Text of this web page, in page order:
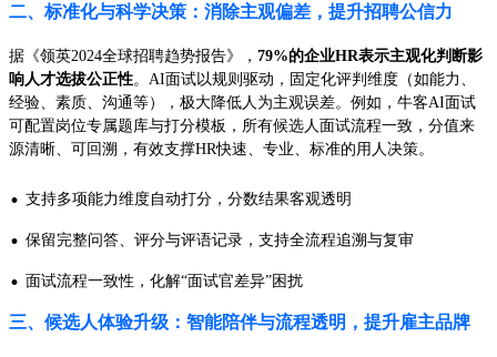
二、标准化与科学决策：消除主观偏差，提升招聘公信力
据《领英2024全球招聘趋势报告》， 79%的企业HR表示主观化判断影
响人才选拔公正性。AI面试以规则驱动，固定化评判维度（如能力、
经验、素质、沟通等），极大降低人为主观误差。例如，牛客AI面试
可配置岗位专属题库与打分模板，所有候选人面试流程一致，分值来
源清晰、可回溯，有效支撑HR快速、专业、标准的用人决策。
· 支持多项能力维度自动打分，分数结果客观透明
· 保留完整问答、评分与评语记录，支持全流程追溯与复审
· 面试流程一致性，化解“面试官差异”困扰
三、候选人体验升级：智能陪伴与流程透明，提升雇主品牌